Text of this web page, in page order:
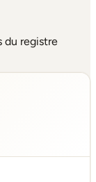
du registre